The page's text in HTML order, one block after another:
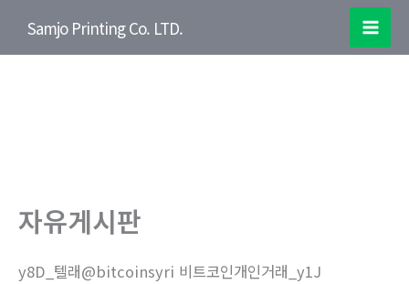
츠
Samjo Printing Co. LTD.
Main
자유게시판
y8D_텔래@bitcoinsyri 비트코인개인거래_y1J